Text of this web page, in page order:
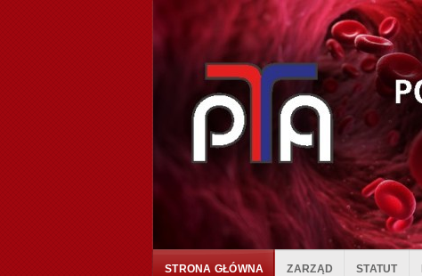
STRONA GŁÓWNA ZARZĄD STATUT